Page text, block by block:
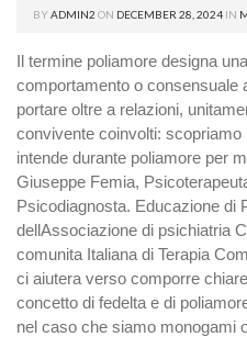
BY ADMIN2 ON DECEMBER 28, 2024 IN
Il termine poliamore designa
comportamento o consensuale
portare oltre a relazioni,
convivente coinvolti:
intende durante poliamore per
Giuseppe Femia,
Psicodiagnosta. Educazione di
dellAssociazione di psichiatria
comunita Italiana di Terapia
ci aiutera verso comporre
concetto di fedelta e di
nel caso che siamo monogami